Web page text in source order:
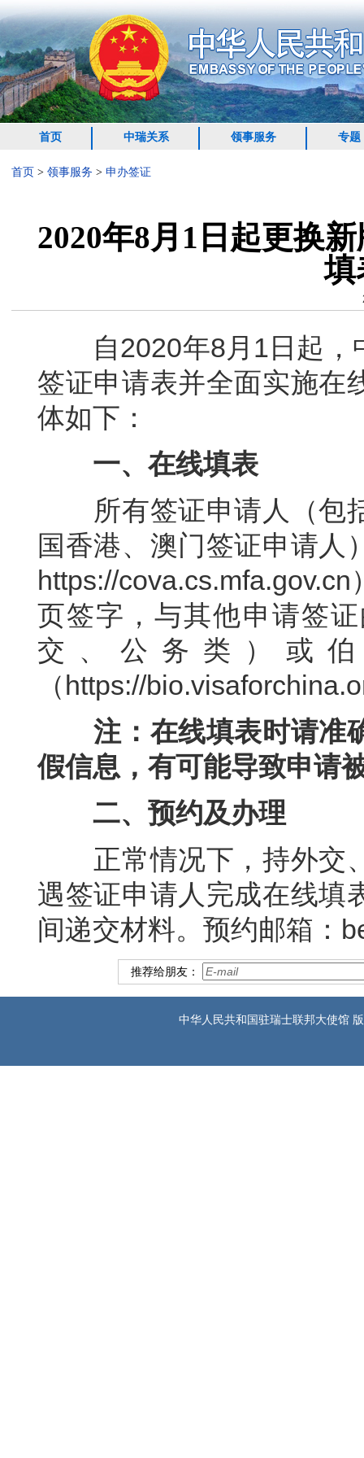
首页 中瑞关系 领事服务 专题
首页 > 领事服务 > 申办签证
2020年8月1日起更换
填
自2020年8月1日起，
签证申请表并全面实施在
体如下：
一、在线填表
所有签证申请人（包括
国香港、澳门签证申请人
https://
页签字，与其他申请签
交、公务类）或
（https://
注：在线填表时请准确
假信息，有可能导致申请
二、预约及办理
正常情况下，持外交
遇签证申请人完成在线填
间递交材料。预约邮箱：
推荐给朋友：
中华人民共和国驻瑞士联邦大使馆